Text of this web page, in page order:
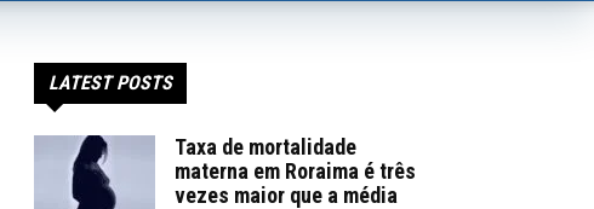
LATEST POSTS
Taxa de mortalidade
materna em Roraima é três
vezes maior que a média